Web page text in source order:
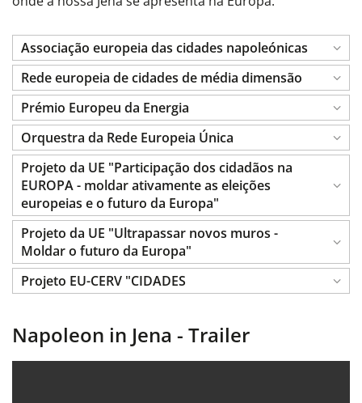
Associação europeia das cidades napoleónicas
Rede europeia de cidades de média dimensão
Prémio Europeu da Energia
Orquestra da Rede Europeia Única
Projeto da UE "Participação dos cidadãos na
EUROPA - moldar ativamente as eleições
europeias e o futuro da Europa"
Projeto da UE "Ultrapassar novos muros -
Moldar o futuro da Europa"
Projeto EU-CERV "CIDADES
Napoleon in Jena - Trailer